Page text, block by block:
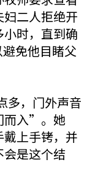
二人拒绝开
时，直到确
免他目睹父
多，门外声音
而入”。她
上手铐，并
是这个结